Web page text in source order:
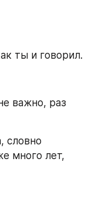
ты и говорил.
важно, раз
словно
много лет,